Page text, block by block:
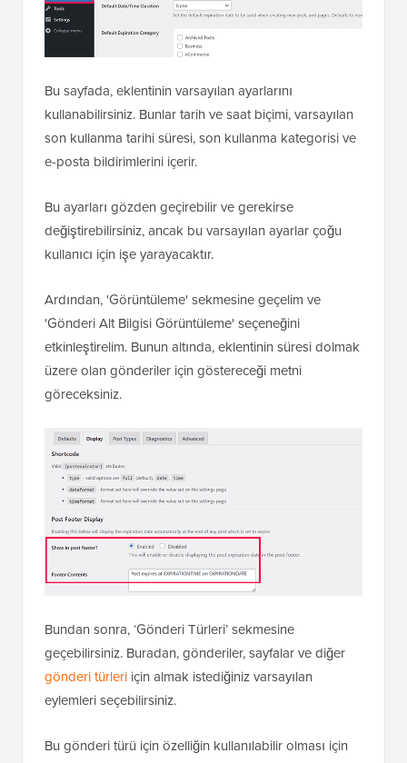
Bu sayfada, eklentinin varsayılan ayarlarını
kullanabilirsiniz. Bunlar tarih ve saat biçimi, varsayılan
son kullanma tarihi süresi, son kullanma kategorisi ve
e-posta bildirimlerini içerir.
Bu ayarları gözden geçirebilir ve gerekirse
değiştirebilirsiniz, ancak bu varsayılan ayarlar çoğu
kullanıcı için işe yarayacaktır.
Ardından, 'Görüntüleme' sekmesine geçelim ve
'Gönderi Alt Bilgisi Görüntüleme' seçeneğini
etkinleştirelim. Bunun altında, eklentinin süresi dolmak
üzere olan gönderiler için göstereceği metni
göreceksiniz.
Bundan sonra, ‘Gönderi Türleri’ sekmesine
geçebilirsiniz. Buradan, gönderiler, sayfalar ve diğer
gönderi türleri için almak istediğiniz varsayılan
eylemleri seçebilirsiniz.
Bu gönderi türü için özelliğin kullanılabilir olması için